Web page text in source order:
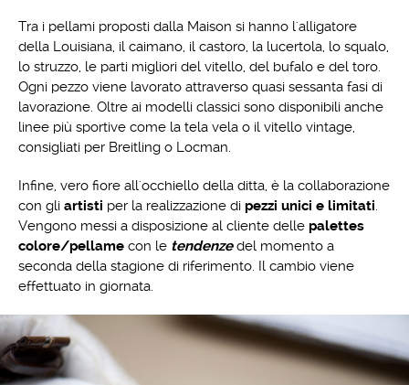
Tra i pellami proposti dalla Maison si hanno l'alligatore
della Louisiana, il caimano, il castoro, la lucertola, lo squalo,
lo struzzo, le parti migliori del vitello, del bufalo e del toro.
Ogni pezzo viene lavorato attraverso quasi sessanta fasi di
lavorazione. Oltre ai modelli classici sono disponibili anche
linee più sportive come la tela vela o il vitello vintage,
consigliati per Breitling o Locman.
Infine, vero fiore all'occhiello della ditta, è la collaborazione
con gli artisti per la realizzazione di pezzi unici e limitati.
Vengono messi a disposizione al cliente delle palettes
colore/pellame con le tendenze del momento a
seconda della stagione di riferimento. Il cambio viene
effettuato in giornata.